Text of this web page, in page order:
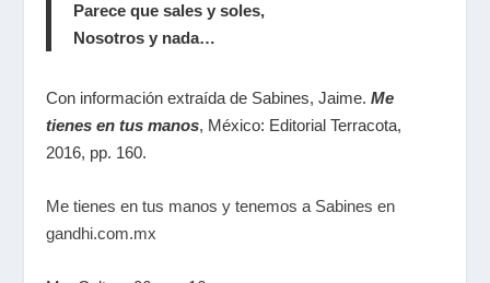
Parece que sales y soles,
Nosotros y nada…
Con información extraída de Sabines, Jaime.Me
tienes en tus manos, México: Editorial Terracota,
2016, pp. 160.
Me tienes en tus manos y tenemos a Sabines en
gandhi.com.mx